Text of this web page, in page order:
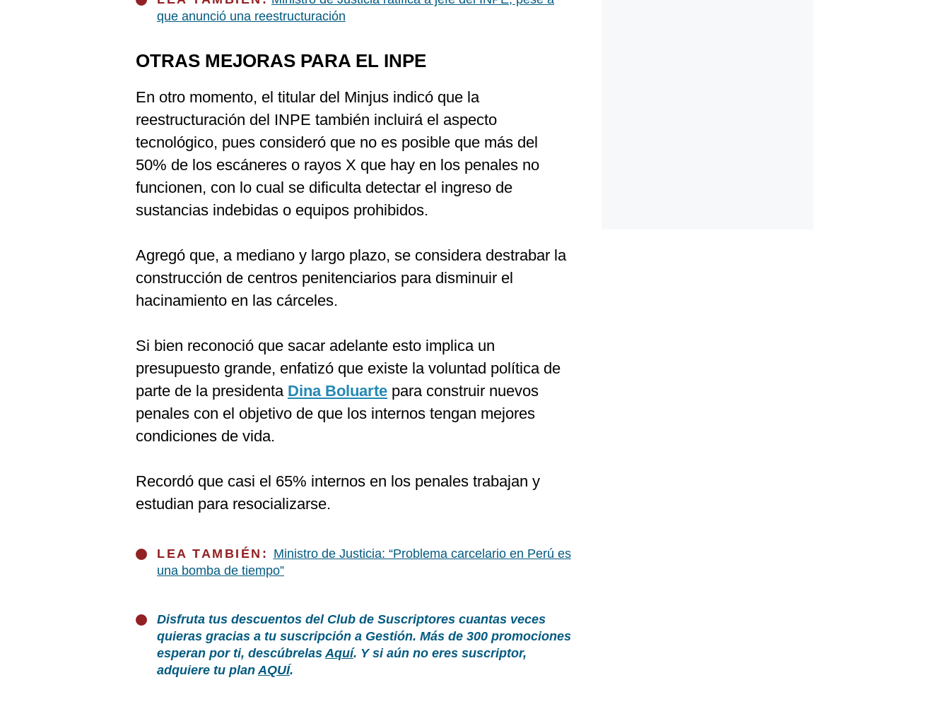
que anunció una reestructuración
OTRAS MEJORAS PARA EL INPE
En otro momento, el titular del Minjus indicó que la
reestructuración del INPE también incluirá el aspecto
tecnológico, pues consideró que no es posible que más del
50% de los escáneres o rayos X que hay en los penales no
funcionen, con lo cual se dificulta detectar el ingreso de
sustancias indebidas o equipos prohibidos.
Agregó que, a mediano y largo plazo, se considera destrabar la
construcción de centros penitenciarios para disminuir el
hacinamiento en las cárceles.
Si bien reconoció que sacar adelante esto implica un
presupuesto grande, enfatizó que existe la voluntad política de
parte de la presidenta Dina Boluarte para construir nuevos
penales con el objetivo de que los internos tengan mejores
condiciones de vida.
Recordó que casi el 65% internos en los penales trabajan y
estudian para resocializarse.
LEA TAMBIÉN: Ministro de Justicia: “Problema carcelario en Perú es
una bomba de tiempo”
Disfruta tus descuentos del Club de Suscriptores cuantas veces
quieras gracias a tu suscripción a Gestión. Más de 300 promociones
esperan por ti, descúbrelasAquí. Y si aún no eres suscriptor,
adquiere tu planAQUÍ.